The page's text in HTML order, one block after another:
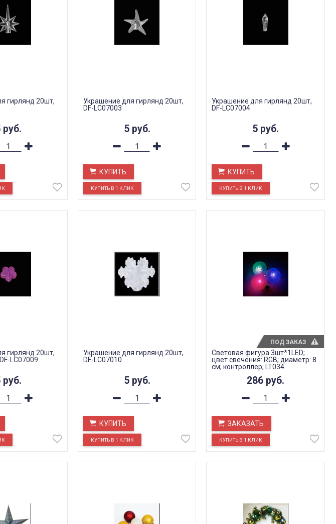
гирлянд 20шт,
руб.
Украшение для гирлянд 20шт,
DF-LC07003
5 руб.
КУПИТЬ
Украшение для гирлянд 20шт,
DF-LC07004
5 руб.
КУПИТЬ
гирлянд 20шт,
LC07009
руб.
Украшение для гирлянд 20шт,
DF-LC07010
5 руб.
КУПИТЬ
Световая фигура 3шт*1LED;
цвет свечения: RGB; диаметр: 8
см; контроллер; LT034
286 руб.
ЗАКАЗАТЬ
ПОД ЗАКАЗ